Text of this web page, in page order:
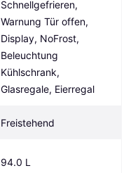
Schnellgefrieren,
Warnung Tür offen,
Display, NoFrost,
Beleuchtung
Kühlschrank,
Glasregale, Eierregal
Freistehend
94.0 L